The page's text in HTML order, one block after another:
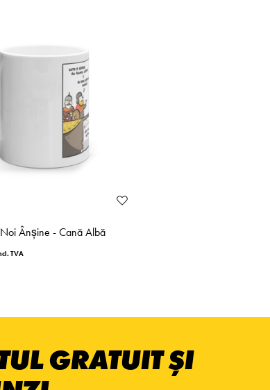
Ânşine - Cană Albă
GRATUIT ȘI